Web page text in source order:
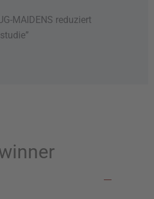
MAIDENS reduziert
”